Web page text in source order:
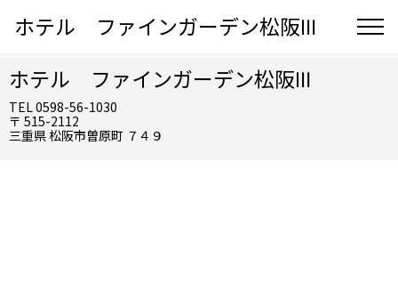
ホテル ファインガーデン松阪Ⅲ
ホテル ファインガーデン松阪Ⅲ
TEL 0598-56-1030
〒 515-2112
三重県 松阪市曽原町 ７４９